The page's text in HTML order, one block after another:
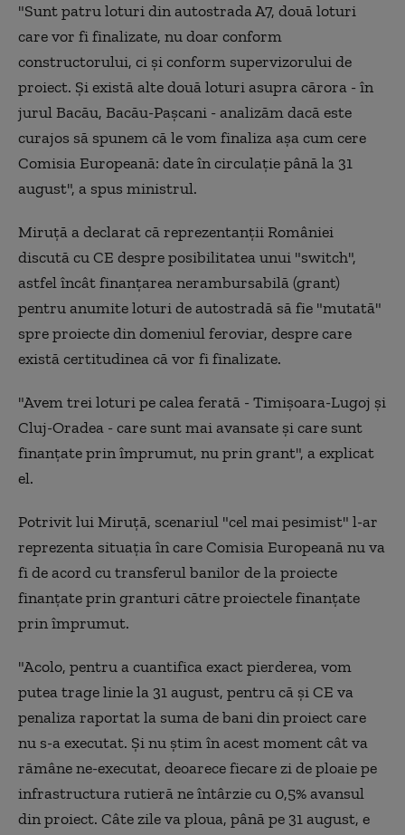
"Sunt patru loturi din autostrada A7, două loturi
care vor fi finalizate, nu doar conform
constructorului, ci şi conform supervizorului de
proiect. Şi există alte două loturi asupra cărora - în
jurul Bacău, Bacău-Paşcani - analizăm dacă este
curajos să spunem că le vom finaliza aşa cum cere
Comisia Europeană: date în circulaţie până la 31
august", a spus ministrul.
Miruţă a declarat că reprezentanţii României
discută cu CE despre posibilitatea unui "switch",
astfel încât finanţarea nerambursabilă (grant)
pentru anumite loturi de autostradă să fie "mutată"
spre proiecte din domeniul feroviar, despre care
există certitudinea că vor fi finalizate.
"Avem trei loturi pe calea ferată - Timişoara-Lugoj şi
Cluj-Oradea - care sunt mai avansate şi care sunt
finanţate prin împrumut, nu prin grant", a explicat
el.
Potrivit lui Miruţă, scenariul "cel mai pesimist" l-ar
reprezenta situaţia în care Comisia Europeană nu va
fi de acord cu transferul banilor de la proiecte
finanţate prin granturi către proiectele finanţate
prin împrumut.
"Acolo, pentru a cuantifica exact pierderea, vom
putea trage linie la 31 august, pentru că şi CE va
penaliza raportat la suma de bani din proiect care
nu s-a executat. Şi nu ştim în acest moment cât va
rămâne ne-executat, deoarece fiecare zi de ploaie pe
infrastructura rutieră ne întârzie cu 0,5% avansul
din proiect. Câte zile va ploua, până pe 31 august, e